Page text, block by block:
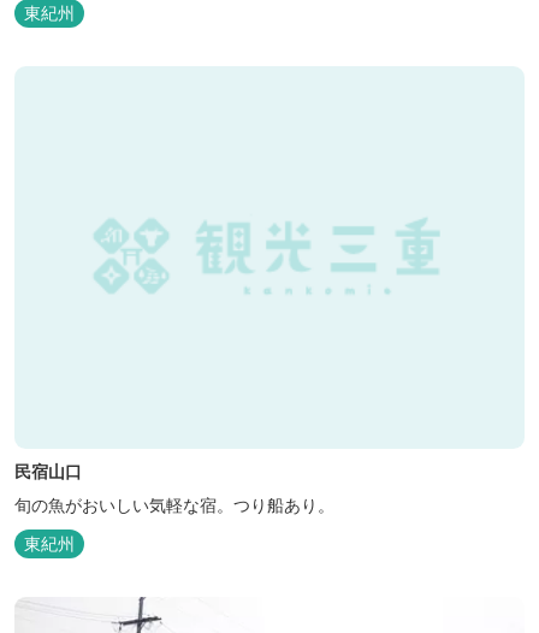
東紀州
民宿山口
旬の魚がおいしい気軽な宿。つり船あり。
東紀州